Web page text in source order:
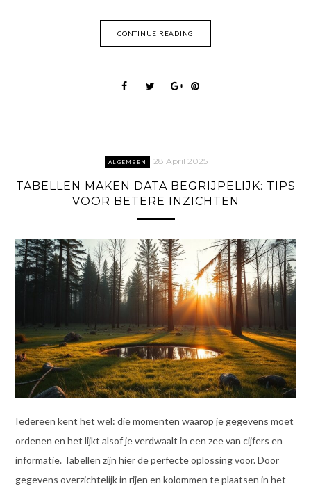
CONTINUE READING
ALGEMEEN 28 April 2025
TABELLEN MAKEN DATA BEGRIJPELIJK: TIPS
VOOR BETERE INZICHTEN
Iedereen kent het wel: die momenten waarop je gegevens moet
ordenen en het lijkt alsof je verdwaalt in een zee van cijfers en
informatie. Tabellen zijn hier de perfecte oplossing voor. Door
gegevens overzichtelijk in rijen en kolommen te plaatsen in het